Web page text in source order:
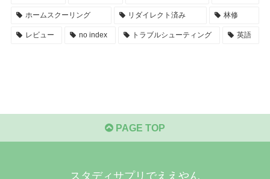
ホームスクーリング リダイレクト済み 林修
レビュー no index トラブルシューティング 英語
PAGE TOP
スタディサプリでええやん